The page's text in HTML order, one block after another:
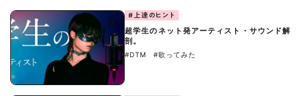
#上達のヒント
超学生のネット発アーティスト・サウンド解
剖。
#DTM #歌ってみた